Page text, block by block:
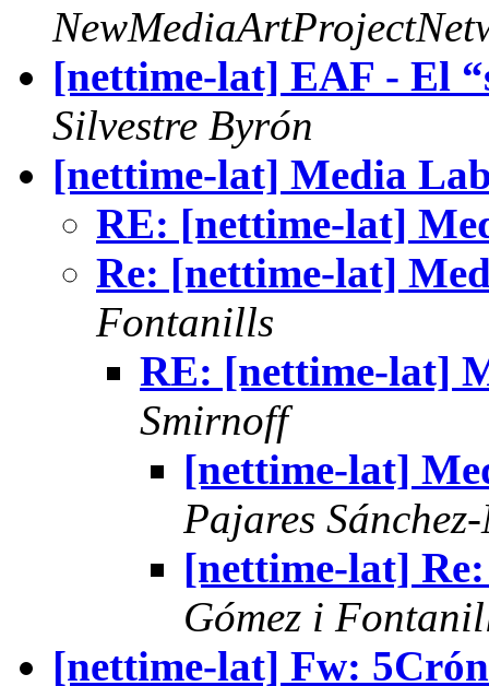
[nettime-lat] EAF - El
Silvestre Byrón
[nettime-lat] Media
RE: [nettime-lat]
Re: [nettime-lat]
Fontanills
RE: [nettime-lat]
Smirnoff
[nettime-lat]
Pajares
[nettime-lat]
Gómez i
[nettime-lat] Fw: